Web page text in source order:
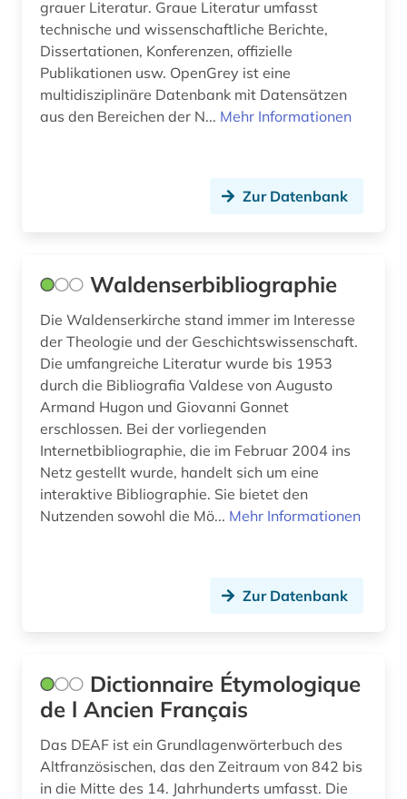
elektronische medien (1)
elektronische publikation (1)
elektronische zeitschrift (1)
englisch (5)
englische literatur (1)
englisches sprachgebiet (6)
entscheidungssammlung (1)
enzyklopädie (1)
erfurt (1)
erlebnisbericht (1)
europarat (1)
evidenz-basierte medizin (1)
Slowakei (1)
Spanien (6)
Ungarn (3)
grauer Literatur. Graue Literatur umfasst
technische und wissenschaftliche Berichte,
Dissertationen, Konferenzen, offizielle
Publikationen usw. OpenGrey ist eine
multidisziplinäre Datenbank mit Datensätzen
aus den Bereichen der N... Mehr Informationen
Zur Datenbank
Waldenserbibliographie
Die Waldenserkirche stand immer im Interesse
der Theologie und der Geschichtswissenschaft.
Die umfangreiche Literatur wurde bis 1953
durch die Bibliografia Valdese von Augusto
Armand Hugon und Giovanni Gonnet
erschlossen. Bei der vorliegenden
Internetbibliographie, die im Februar 2004 ins
Netz gestellt wurde, handelt sich um eine
interaktive Bibliographie. Sie bietet den
Nutzenden sowohl die Mö... Mehr Informationen
Zur Datenbank
Dictionnaire Étymologique
de l Ancien Français
Das DEAF ist ein Grundlagenwörterbuch des
Altfranzösischen, das den Zeitraum von 842 bis
in die Mitte des 14. Jahrhunderts umfasst. Die